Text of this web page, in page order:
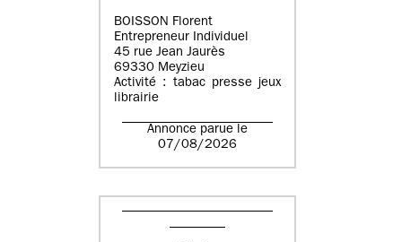
BOISSON Florent
Entrepreneur Individuel
45 rue Jean Jaurès
69330 Meyzieu
Activité : tabac presse jeux
librairie
Annonce parue le
07/08/2026